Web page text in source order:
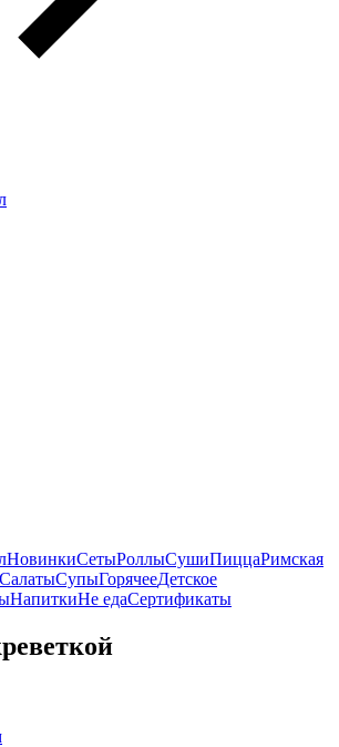
НовинкиСетыРоллыСушиПиццаРимская
СалатыСупыГорячееДетское
НапиткиНе едаСертификаты